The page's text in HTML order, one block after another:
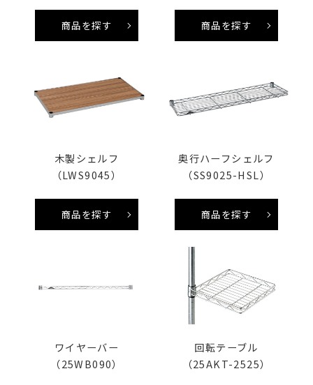
商品を探す 商品を探す
木製シェルフ
（LWS9045）
商品を探す
奥行ハーフシェルフ
（SS9025-HSL）
商品を探す
ワイヤーバー
（25WB090）
回転テーブル
（25AKT-2525）